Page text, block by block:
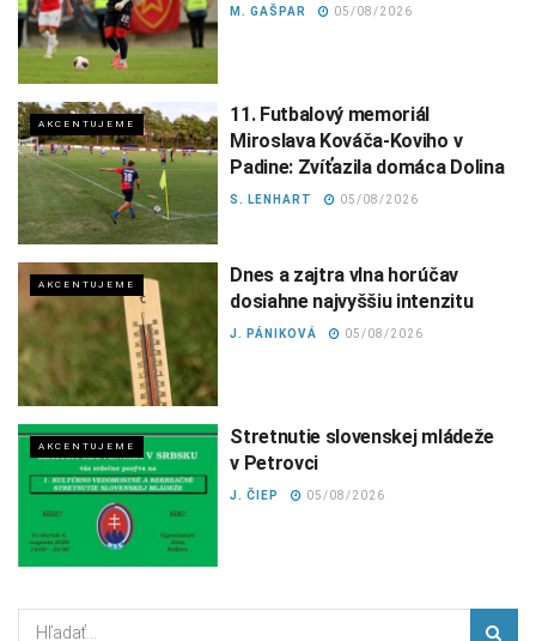
M. GAŠPAR 05/08/2026
AKCENTUJEME
11. Futbalový memoriál
Miroslava Kováča-Koviho v
Padine: Zvíťazila domáca Dolina
S. LENHART 05/08/2026
AKCENTUJEME
Dnes a zajtra vlna horúčav
dosiahne najvyššiu intenzitu
J. PÁNIKOVÁ 05/08/2026
AKCENTUJEME
Stretnutie slovenskej mládeže
v Petrovci
J. ČIEP 05/08/2026